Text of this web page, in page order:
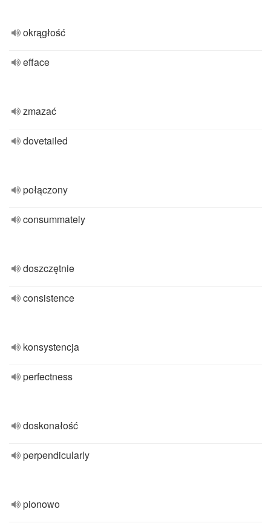
okrągłość
efface
zmazać
dovetailed
połączony
consummately
doszczętnie
consistence
konsystencja
perfectness
doskonałość
perpendicularly
pionowo